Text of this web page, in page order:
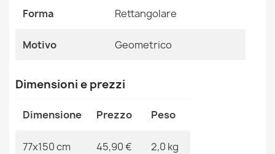
vintage - Structural grigio / mostarda
Tappeto CORE Ornamento Vintage - strutturale, due
livelli di pile, beige
Geometrico
Riferimenti Specifici
Forma Rettangolare
Motivo Geometrico
Dimensioni e prezzi
Dimensione Prezzo Peso
77x150 cm 45,90 € 2,0 kg